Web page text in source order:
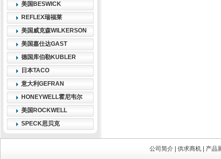
美国BESWICK
REFLEX瑞福莱
美国威克森WILKERSON
美国嘉仕达GAST
德国库伯勒KUBLER
日本TACO
意大利GEFRAN
HONEYWELL霍尼韦尔
美国ROCKWELL
SPECK思贝克
公司简介 供求商机 产品